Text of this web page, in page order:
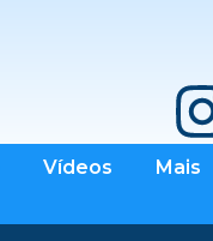
Vídeos Mais